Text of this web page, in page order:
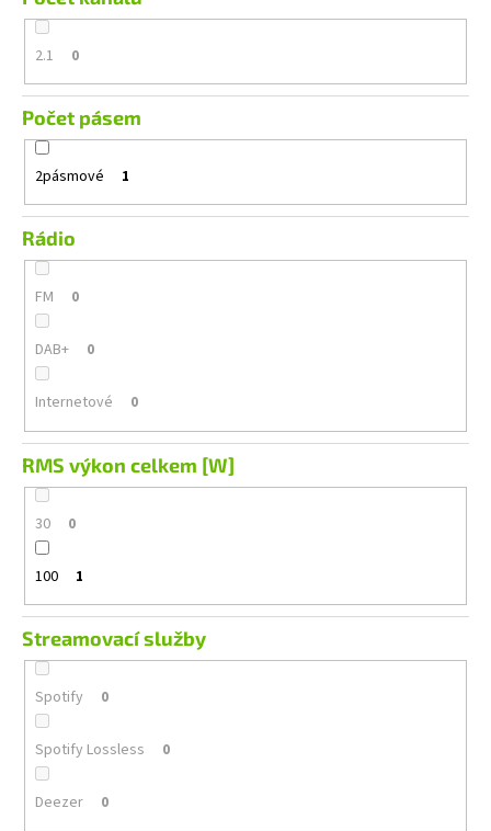
2.1 0
Počet pásem
2pásmové 1
Rádio
FM 0
DAB+ 0
Internetové 0
RMS výkon celkem [W]
30 0
100 1
Streamovací služby
Spotify 0
Spotify Lossless 0
Deezer 0